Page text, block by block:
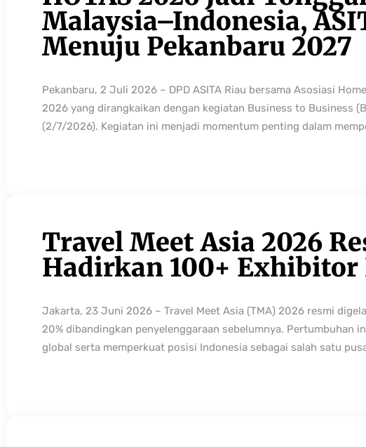
Malaysia–Indonesia,
Menuju Pekanbaru 2027
Pekanbaru, 2 Juli 2026 – DPD ASITA Riau bersama Asosiasi
2026 yang dirangkaikan dengan kegiatan Business to Business
(2/7/2026). Kegiatan ini menjadi momentum penting dalam
Travel Meet Asia 2026
Hadirkan 100+
Jakarta, 23 Juni 2026 – Travel Meet Asia (TMA) 2026 resmi
20% dibandingkan penyelenggaraan sebelumnya.
global serta memperkuat posisi Indonesia sebagai salah satu